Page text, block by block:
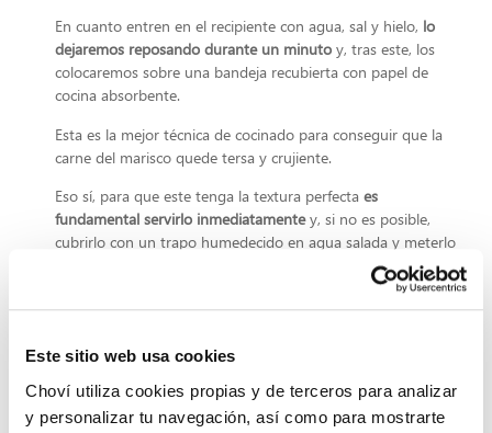
Este sitio web usa cookies
Choví utiliza cookies propias y de terceros para analizar
y personalizar tu navegación, así como para mostrarte
En cuanto entren en el recipiente con agua, sal y hielo, lo
dejaremos reposando durante un minuto y, tras este, los
colocaremos sobre una bandeja recubierta con papel de
cocina absorbente.
Esta es la mejor técnica de cocinado para conseguir que la
carne del marisco quede tersa y crujiente.
Eso sí, para que este tenga la textura perfecta es
fundamental servirlo inmediatamentey, si no es posible,
cubrirlo con un trapo humedecido en agua salada y meterlo
se atempere.
Esperamos que esta información y estos consejos os sirvan
para sacar el máximo partido a las piezas de marisco y